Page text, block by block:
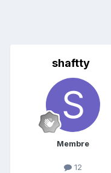
shaftty
Membre
12